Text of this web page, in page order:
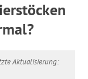
Aktualisierung: